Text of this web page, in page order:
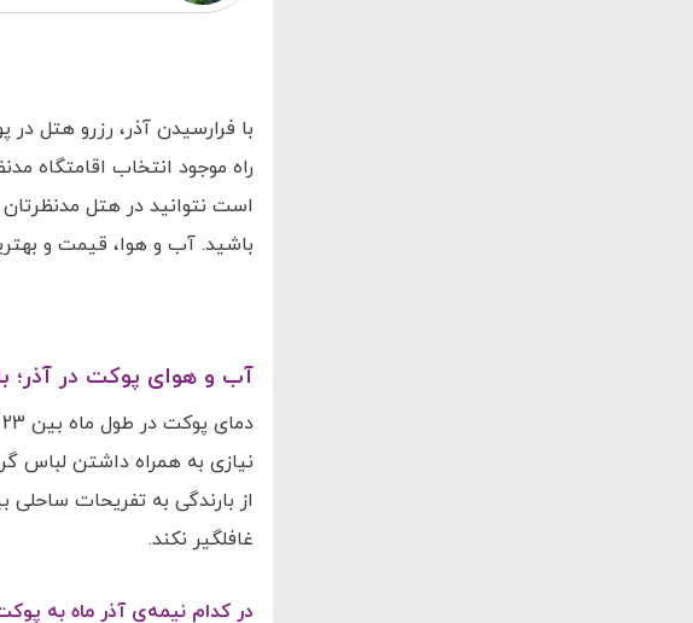
راه موجود انتخاب اقامتگاه
است نتوانید در هتل
باشید. آب و هوا، قیمت و
آب و هوای پوکت در آذر؛
نیازی به همراه داشتن لباس
از بارندگی به تفریحات ساحلی
غافلگیر نکند.
در کدام نیمه‌ی آذر ماه به